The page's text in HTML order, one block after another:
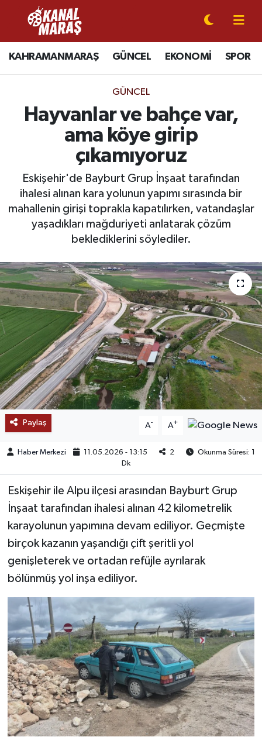
KAHRAMANMARAŞ GÜNCEL EKONOMİ SPOR
GÜNCEL
Hayvanlar ve bahçe var,
ama köye girip
çıkamıyoruz
Eskişehir'de Bayburt Grup İnşaat tarafından
ihalesi alınan kara yolunun yapımı sırasında bir
mahallenin girişi toprakla kapatılırken, vatandaşlar
yaşadıkları mağduriyeti anlatarak çözüm
beklediklerini söylediler.
Paylaş A- A+
Haber Merkezi 11.05.2026 - 13:15 2
Okunma Süresi: 1
Dk
Eskişehir ile Alpu ilçesi arasından Bayburt Grup
İnşaat tarafından ihalesi alınan 42 kilometrelik
karayolunun yapımına devam ediliyor. Geçmişte
birçok kazanın yaşandığı çift şeritli yol
genişleterek ve ortadan refüjle ayrılarak
bölünmüş yol inşa ediliyor.
CANLI YAYIN
KAHRAMANMARAŞ
EKONOMİ
GÜNDEM
SAĞLIK
EĞİTİM
BÖLGE
KEŞFET
POPÜLER
DÜNYA
MEDYA
OTOMOTİV
TEKNOLOJİ
YAŞAM
KÜLTÜR SANAT
Kahramanmaraş Nöbetçi Eczaneler
Kahramanmaraş Hava Durumu
Kahramanmaraş Trafik Yoğunluk Haritası
Süper Lig Puan Durumu ve Fikstür
Tüm Manşetler
Son Dakika Haberleri